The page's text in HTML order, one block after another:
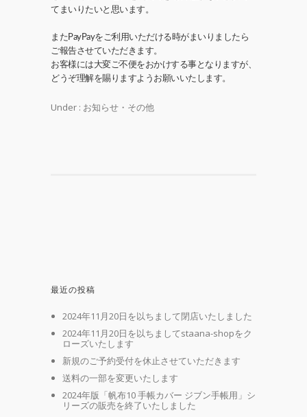
てまいりたいと思います。
またPayPayをご利用いただける時がまいりましたら
ご報告させていただきます。
お客様には大変ご不便をおかけする事となりますが、
どうぞ理解を賜りますようお願いいたします。
Under : お知らせ・その他
最近の投稿
2024年11月20日を以ちまして閉店いたしました
2024年11月20日を以ちましてstaana-shopをク
ローズいたします
新規のご予約受付を休止させていただきます
送料の一部を変更いたします
2024年版「帆布10 手帳カバー ジブン手帳用」シ
リーズの販売を終了いたしました